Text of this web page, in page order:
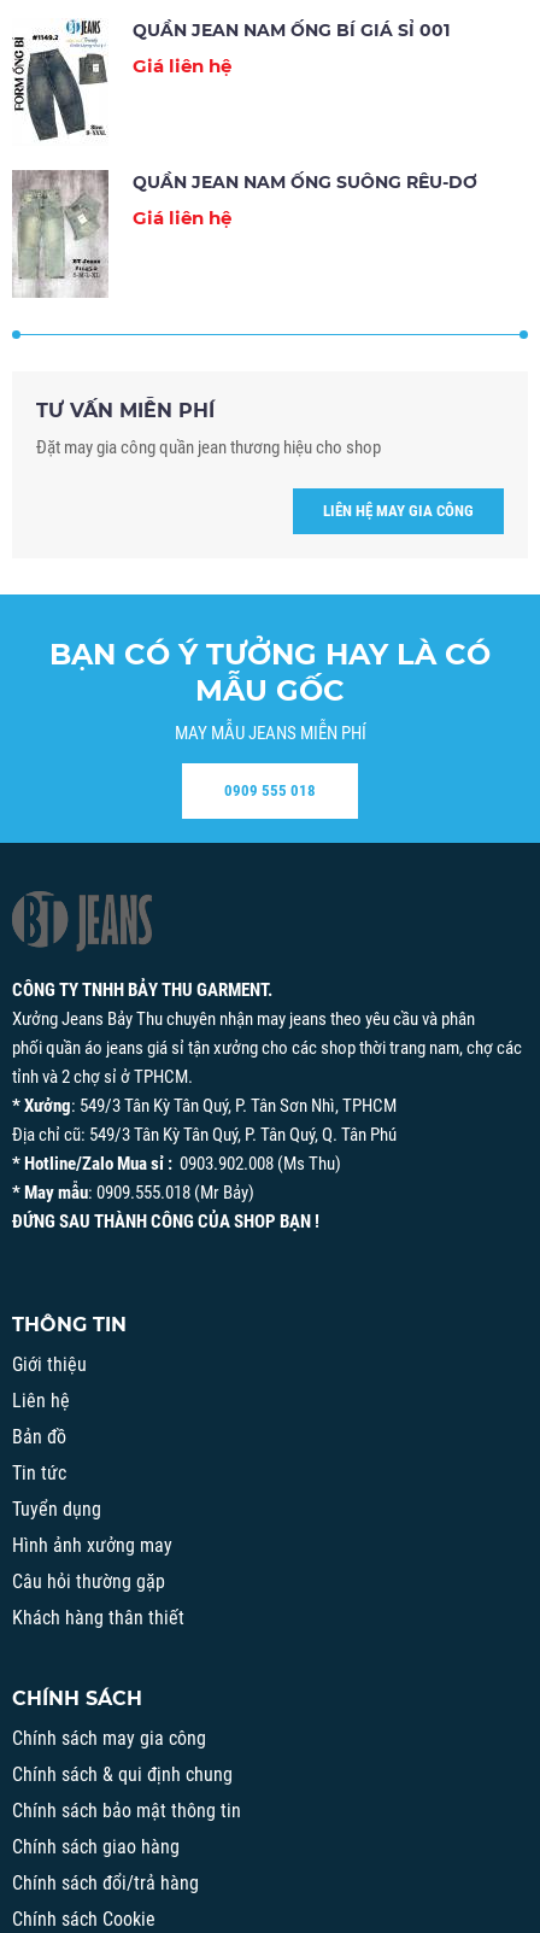
QUẦN JEAN NAM ỐNG BÍ GIÁ SỈ 001
Giá liên hệ
QUẦN JEAN NAM ỐNG SUÔNG RÊU-DƠ
Giá liên hệ
TƯ VẤN MIỄN PHÍ
Đặt may gia công quần jean thương hiệu cho shop
LIÊN HỆ MAY GIA CÔNG
BẠN CÓ Ý TƯỞNG HAY LÀ CÓ
MẪU GỐC
MAY MẪU JEANS MIỄN PHÍ
0909 555 018
CÔNG TY TNHH BẢY THU GARMENT.
Xưởng Jeans Bảy Thu chuyên nhận may jeans theo yêu cầu và phân
phối quần áo jeans giá sỉ tận xưởng cho các shop thời trang nam, chợ các
tỉnh và 2 chợ sỉ ở TPHCM.
* Xưởng: 549/3 Tân Kỳ Tân Quý, P. Tân Sơn Nhì, TPHCM
Địa chỉ cũ: 549/3 Tân Kỳ Tân Quý, P. Tân Quý, Q. Tân Phú
* Hotline/Zalo Mua sỉ : 0903.902.008 (Ms Thu)
* May mẫu: 0909.555.018 (Mr Bảy)
ĐỨNG SAU THÀNH CÔNG CỦA SHOP BẠN !
THÔNG TIN
Giới thiệu
Liên hệ
Bản đồ
Tin tức
Tuyển dụng
Hình ảnh xưởng may
Câu hỏi thường gặp
Khách hàng thân thiết
CHÍNH SÁCH
Chính sách may gia công
Chính sách & qui định chung
Chính sách bảo mật thông tin
Chính sách giao hàng
Chính sách đổi/trả hàng
Chính sách Cookie